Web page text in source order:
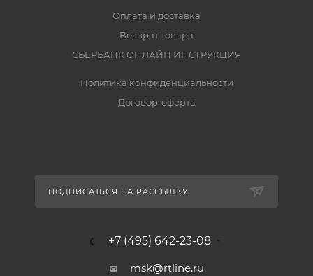
Оплата и доставка
Возврат товара
СБЕРБАНК ОНЛАЙН ИНСТРУКЦИЯ
Политика конфиденциальности
Договор-оферта
ПОДПИСАТЬСЯ НА РАССЫЛКУ
+7 (495) 642-23-08
msk@rtline.ru